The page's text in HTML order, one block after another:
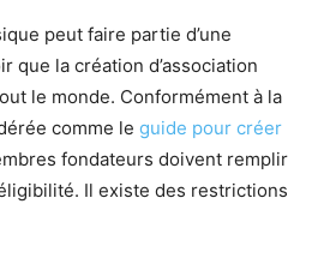
peut faire partie d’une
que la création d’association
le monde. Conformément à la
comme le guide pour créer
fondateurs doivent remplir
Il existe des restrictions